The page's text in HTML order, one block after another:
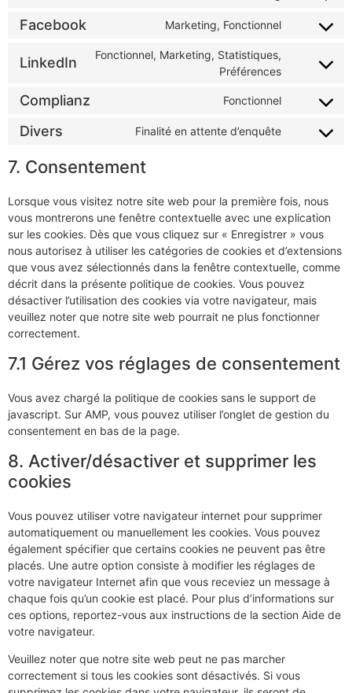
Facebook Marketing, Fonctionnel
LinkedIn
Fonctionnel, Marketing, Statistiques,
Préférences
Complianz Fonctionnel
Divers Finalité en attente d’enquête
7. Consentement
Lorsque vous visitez notre site web pour la première fois, nous
vous montrerons une fenêtre contextuelle avec une explication
sur les cookies. Dès que vous cliquez sur « Enregistrer » vous
nous autorisez à utiliser les catégories de cookies et d’extensions
que vous avez sélectionnés dans la fenêtre contextuelle, comme
décrit dans la présente politique de cookies. Vous pouvez
désactiver l’utilisation des cookies via votre navigateur, mais
veuillez noter que notre site web pourrait ne plus fonctionner
correctement.
7.1 Gérez vos réglages de consentement
Vous avez chargé la politique de cookies sans le support de
javascript. Sur AMP, vous pouvez utiliser l’onglet de gestion du
consentement en bas de la page.
8. Activer/désactiver et supprimer les
cookies
Vous pouvez utiliser votre navigateur internet pour supprimer
automatiquement ou manuellement les cookies. Vous pouvez
également spécifier que certains cookies ne peuvent pas être
placés. Une autre option consiste à modifier les réglages de
votre navigateur Internet afin que vous receviez un message à
chaque fois qu’un cookie est placé. Pour plus d’informations sur
ces options, reportez-vous aux instructions de la section Aide de
votre navigateur.
Veuillez noter que notre site web peut ne pas marcher
correctement si tous les cookies sont désactivés. Si vous